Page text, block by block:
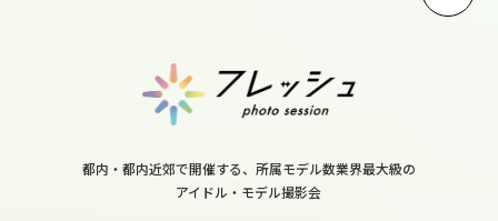
12
都内・都内近郊で開催する、所属モデル数業界最大級の
アイドル・モデル撮影会